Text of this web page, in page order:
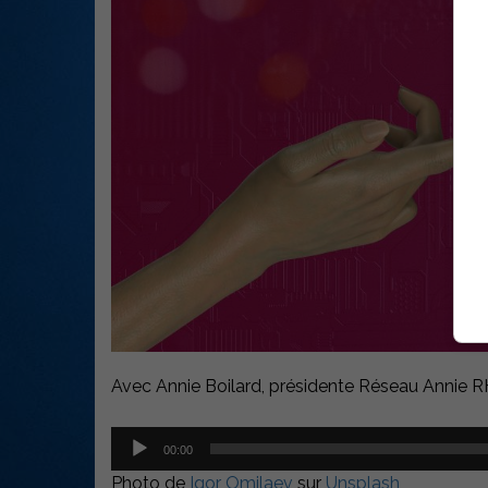
Avec Annie Boilard, présidente Réseau Annie
Lecteur
audio
00:00
Photo de Igor Omilaev sur Unsplash